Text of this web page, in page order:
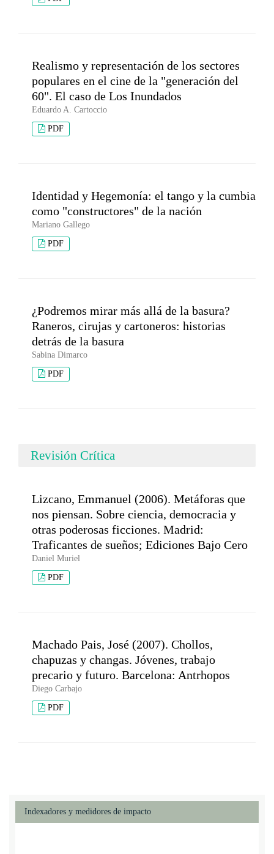
Realismo y representación de los sectores
populares en el cine de la "generación del
60". El caso de Los Inundados
Eduardo A. Cartoccio
PDF
Identidad y Hegemonía: el tango y la cumbia
como "constructores" de la nación
Mariano Gallego
PDF
¿Podremos mirar más allá de la basura?
Raneros, cirujas y cartoneros: historias
detrás de la basura
Sabina Dimarco
PDF
Revisión Crítica
Lizcano, Emmanuel (2006). Metáforas que
nos piensan. Sobre ciencia, democracia y
otras poderosas ficciones. Madrid:
Traficantes de sueños; Ediciones Bajo Cero
Daniel Muriel
PDF
Machado Pais, José (2007). Chollos,
chapuzas y changas. Jóvenes, trabajo
precario y futuro. Barcelona: Antrhopos
Diego Carbajo
PDF
Indexadores y medidores de impacto